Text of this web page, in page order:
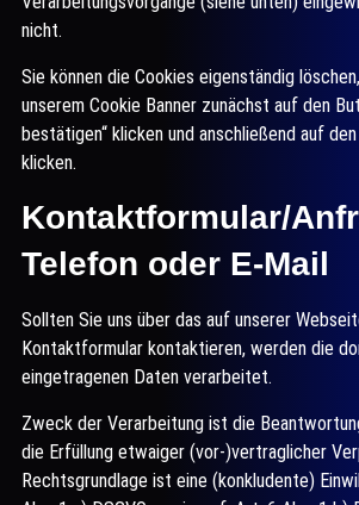
nicht.
Sie können die Cookies eigenständig
unserem Cookie Banner zunächst auf den
bestätigen“ klicken und anschließend auf
klicken.
Kontaktformular/
Telefon oder E-Mail
Sollten Sie uns über das auf unserer
Kontaktformular kontaktieren, werden die
eingetragenen Daten verarbeitet.
Zweck der Verarbeitung ist die
die Erfüllung etwaiger (vor-)vertraglicher
Rechtsgrundlage ist eine (konkludente)